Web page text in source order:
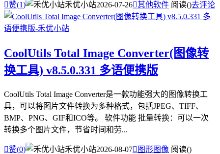
赞(1) 禾优小站2026-07-26其他软件 阅读()去评论
CoolUtils Total Image Converter(图像转
换工具) v8.5.0.331 多语便携版
CoolUtils Total Image Converter是一款功能强大的图像转换工
具，可以将图片文件转换为多种格式，包括JPEG、TIFF、
BMP、PNG、GIF和ICO等。 软件功能 批量转换：可以一次
转换多个图片文件，节省时间和劳...
赞(0) 禾优小站2026-08-07 图形图像 阅读()